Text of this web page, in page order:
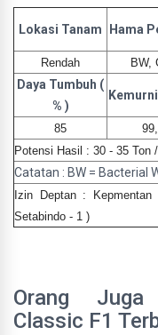
Lokasi Tanam Hama
Rendah BW,
Daya Tumbuh (
% )
85
Potensi Hasil : 30 - 35 Ton
Catatan : BW = Bacterial
Izin Deptan :
Setabindo - 1 )
Orang Juga
Classic F1